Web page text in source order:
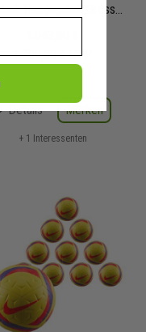
Fussball Trainingsball Grösse 5 | HV6367-100 | Fußbälle Set 20-teilig
1.799,80 € UVP
Details Merken
+ 1 Interessenten